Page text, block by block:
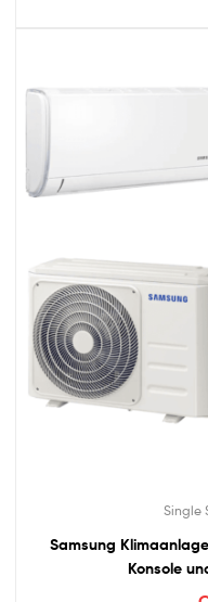
Single
Samsung
Konsole